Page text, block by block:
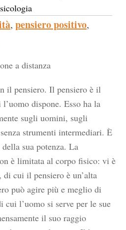
, pensiero positivo,
a distanza
il pensiero. Il pensiero è il
dispone. Esso ha la
sugli uomini, sugli
strumenti intermediari. È
sua potenza. La
è limitata al corpo fisico: vi è
cui il pensiero è un’alta
può agire più e meglio di
cui l’uomo si serve per le sue
il suo raggio